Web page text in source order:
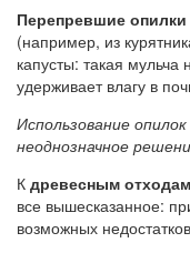
Перепревшие
(например, из
капусты: такая
удерживает влагу в
Использование
неоднозначное
К древесным отходам
все вышесказанное:
возможных